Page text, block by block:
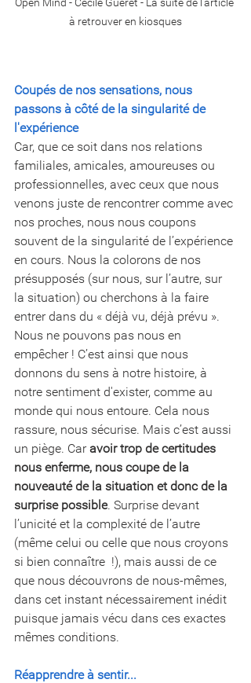
à retrouver en kiosques
Coupés de nos sensations, nous
passons à côté de la singularité de
l'expérience
Car, que ce soit dans nos relations
familiales, amicales, amoureuses ou
professionnelles, avec ceux que nous
venons juste de rencontrer comme avec
nos proches, nous nous coupons
souvent de la singularité de l’expérience
en cours. Nous la colorons de nos
présupposés (sur nous, sur l’autre, sur
la situation) ou cherchons à la faire
entrer dans du « déjà vu, déjà prévu ».
Nous ne pouvons pas nous en
empêcher ! C’est ainsi que nous
donnons du sens à notre histoire, à
notre sentiment d'exister, comme au
monde qui nous entoure. Cela nous
rassure, nous sécurise. Mais c’est aussi
un piège. Car avoir trop de certitudes
nous enferme, nous coupe de la
nouveauté de la situation et donc de la
surprise possible. Surprise devant
l’unicité et la complexité de l’autre
(même celui ou celle que nous croyons
si bien connaître  !), mais aussi de ce
que nous découvrons de nous-mêmes,
dans cet instant nécessairement inédit
puisque jamais vécu dans ces exactes
mêmes conditions.
Réapprendre à sentir...